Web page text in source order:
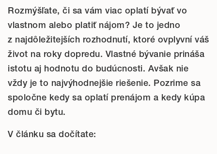
Rozmýšľate, či sa vám viac oplatí bývať vo
vlastnom alebo platiť nájom? Je to jedno
z najdôležitejších rozhodnutí, ktoré ovplyvní váš
život na roky dopredu. Vlastné bývanie prináša
istotu aj hodnotu do budúcnosti. Avšak nie
vždy je to najvýhodnejšie riešenie. Pozrime sa
spoločne kedy sa oplatí prenájom a kedy kúpa
domu či bytu.
V článku sa dočítate: